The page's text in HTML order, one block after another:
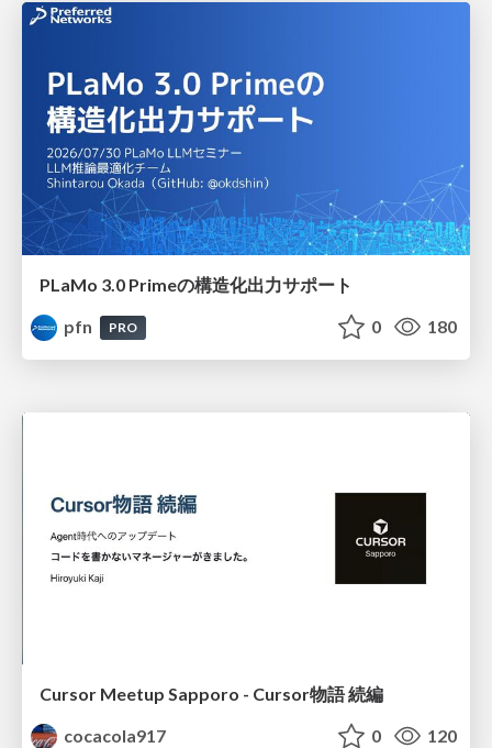
PLaMo 3.0 Primeの構造化出力サポート
pfn
PRO 0 180
Cursor Meetup Sapporo - Cursor物語 続編
cocacola917
0 120